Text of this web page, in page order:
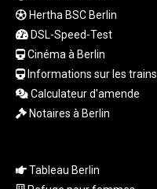
Hertha BSC Berlin
DSL-Speed-Test
Cinéma à Berlin
Informations sur les trains
Calculateur d'amende
Notaires à Berlin
Tableau Berlin